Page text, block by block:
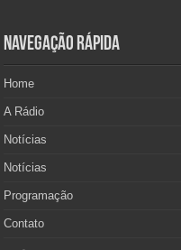
Navegação Rápida
Home
A Rádio
Notícias
Notícias
Programação
Contato